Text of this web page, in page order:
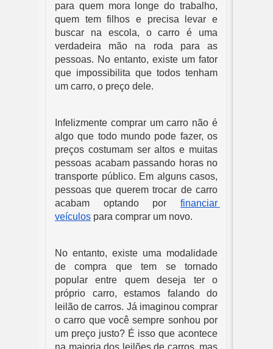
para quem mora longe do trabalho,
quem tem filhos e precisa levar e
buscar na escola, o carro é uma
verdadeira mão na roda para as
pessoas. No entanto, existe um fator
que impossibilita que todos tenham
um carro, o preço dele.
Infelizmente comprar um carro não é
algo que todo mundo pode fazer, os
preços costumam ser altos e muitas
pessoas acabam passando horas no
transporte público. Em alguns casos,
pessoas que querem trocar de carro
acabam optando por financiar
veículos para comprar um novo.
No entanto, existe uma modalidade
de compra que tem se tornado
popular entre quem deseja ter o
próprio carro, estamos falando do
leilão de carros. Já imaginou comprar
o carro que você sempre sonhou por
um preço justo? É isso que acontece
na maioria dos leilões de carros, mas